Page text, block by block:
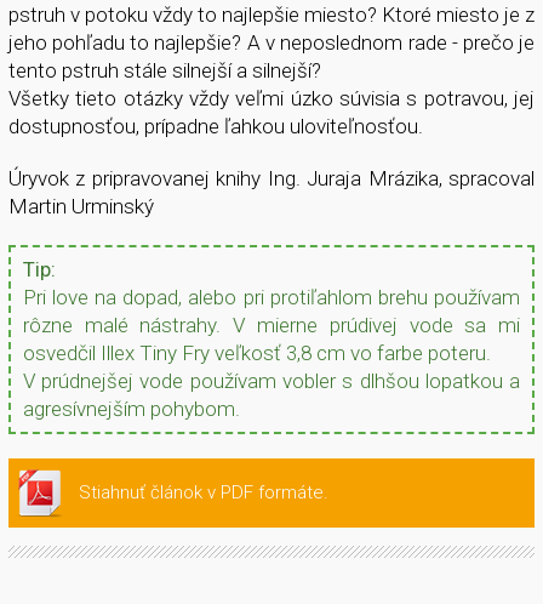
pstruh v potoku vždy to najlepšie miesto? Ktoré miesto je z
jeho pohľadu to najlepšie? A v neposlednom rade - prečo je
tento pstruh stále silnejší a silnejší?
Všetky tieto otázky vždy veľmi úzko súvisia s potravou, jej
dostupnosťou, prípadne ľahkou uloviteľnosťou.
Úryvok z pripravovanej knihy Ing. Juraja Mrázika, spracoval
Martin Urminský
Tip:
Pri love na dopad, alebo pri protiľahlom brehu používam
rôzne malé nástrahy. V mierne prúdivej vode sa mi
osvedčil Illex Tiny Fry veľkosť 3,8 cm vo farbe poteru.
V prúdnejšej vode používam vobler s dlhšou lopatkou a
agresívnejším pohybom.
Stiahnuť článok v PDF formáte.